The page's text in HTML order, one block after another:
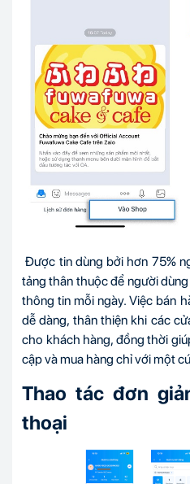
Được tin dùng bởi hơn 75%
tảng thân thuộc để người
thông tin mỗi ngày. Việc bán
dễ dàng, thân thiện khi các
cho khách hàng, đồng thời
cập và mua hàng chỉ với một
Thao tác đơn
thoại